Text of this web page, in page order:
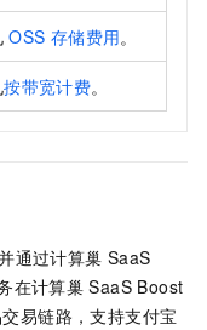
OSS 存储费用。
按带宽计费。
通过计算巢 SaaS
在计算巢 SaaS Boost
易链路，支持支付宝